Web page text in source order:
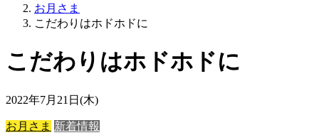
お月さま
こだわりはホドホドに
こだわりはホドホドに
2022年7月21日(木)
お月さま 新着情報